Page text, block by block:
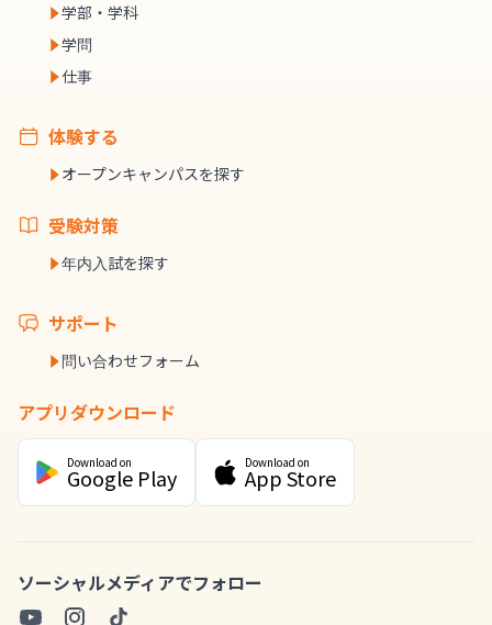
学部・学科
学問
仕事
体験する
オープンキャンパスを探す
受験対策
年内入試を探す
サポート
問い合わせフォーム
アプリダウンロード
Download on
Google Play
Download on
App Store
ソーシャルメディアでフォロー